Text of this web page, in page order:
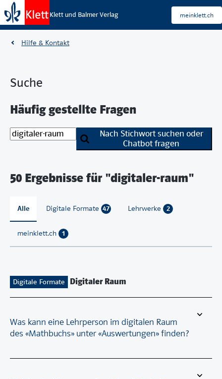
Klett und Balmer Verlag meinklett.ch
Hilfe & Kontakt
Suche
Häufig gestellte Fragen
Nach Stichwort suchen oder
Chatbot fragen
50 Ergebnisse für "digitaler-raum"
Alle Digitale Formate47 Lehrwerke 2
meinklett.ch 1
Digitale Formate Digitaler Raum
Was kann eine Lehrperson im digitalen Raum
des «Mathbuchs» unter «Auswertungen» finden?